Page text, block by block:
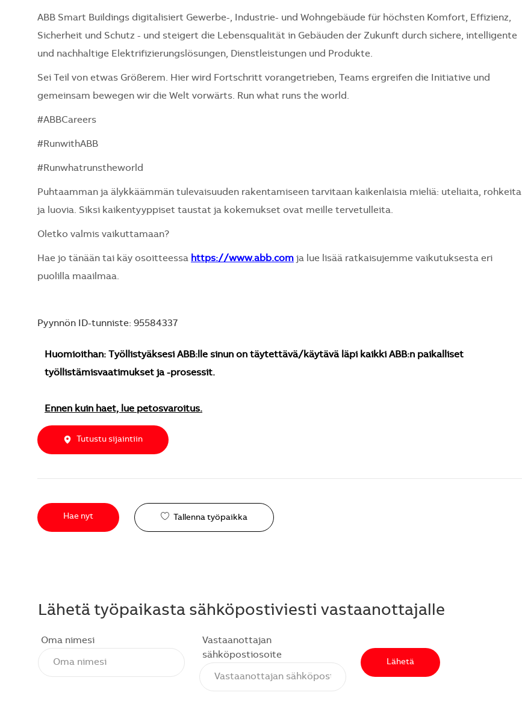
ABB Smart Buildings digitalisiert Gewerbe-, Industrie- und Wohngebäude für höchsten Komfort, Effizienz,
Sicherheit und Schutz - und steigert die Lebensqualität in Gebäuden der Zukunft durch sichere, intelligente
und nachhaltige Elektrifizierungslösungen, Dienstleistungen und Produkte.
Sei Teil von etwas Größerem. Hier wird Fortschritt vorangetrieben, Teams ergreifen die Initiative und
gemeinsam bewegen wir die Welt vorwärts. Run what runs the world.
#ABBCareers
#RunwithABB
#Runwhatrunstheworld
Puhtaamman ja älykkäämmän tulevaisuuden rakentamiseen tarvitaan kaikenlaisia mieliä: uteliaita, rohkeita
ja luovia. Siksi kaikentyyppiset taustat ja kokemukset ovat meille tervetulleita.
Oletko valmis vaikuttamaan?
Hae jo tänään tai käy osoitteessa https://www.abb.com ja lue lisää ratkaisujemme vaikutuksesta eri
puolilla maailmaa.
Pyynnön ID-tunniste: 95584337
Huomioithan: Työllistyäksesi ABB:lle sinun on täytettävä/käytävä läpi kaikki ABB:n paikalliset
työllistämisvaatimukset ja -prosessit.
Ennen kuin haet, lue petosvaroitus.
Tutustu sijaintiin
Hae nyt Tallenna työpaikka
Lähetä työpaikasta sähköpostiviesti vastaanottajalle
Oma nimesi
Vastaanottajan
sähköpostiosoite
Lähetä